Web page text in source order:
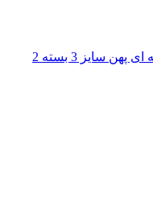
النگو طلا 18 عیار زنانه طلانیوم مدل آینه ای پهن سایز 3 بسته 2